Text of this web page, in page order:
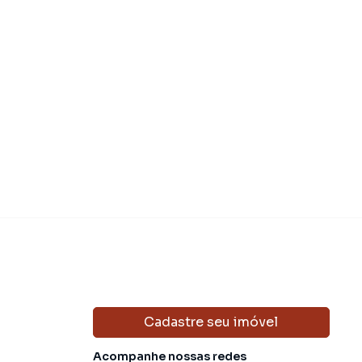
Cadastre seu imóvel
Acompanhe nossas redes